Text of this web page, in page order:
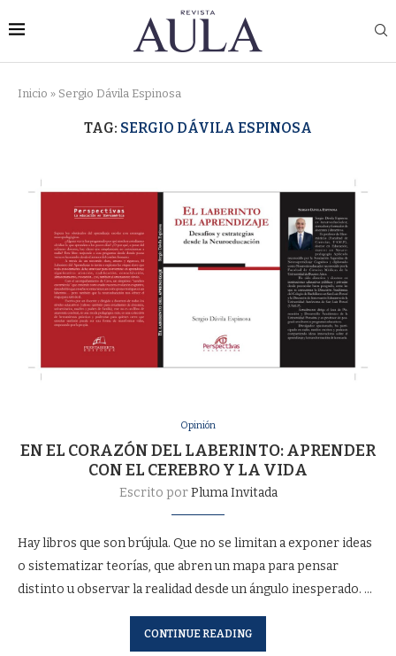
Inicio » Sergio Dávila Espinosa
TAG: SERGIO DÁVILA ESPINOSA
Opinión
EN EL CORAZÓN DEL LABERINTO: APRENDER
CON EL CEREBRO Y LA VIDA
Escrito porPluma Invitada
Hay libros que son brújula. Que no se limitan a exponer ideas
o sistematizar teorías, que abren un mapa para pensar
distinto u observar la realidad desde un ángulo inesperado. …
CONTINUE READING